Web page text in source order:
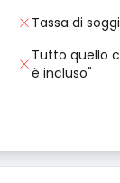
Tassa di
Tutto quello
è incluso"